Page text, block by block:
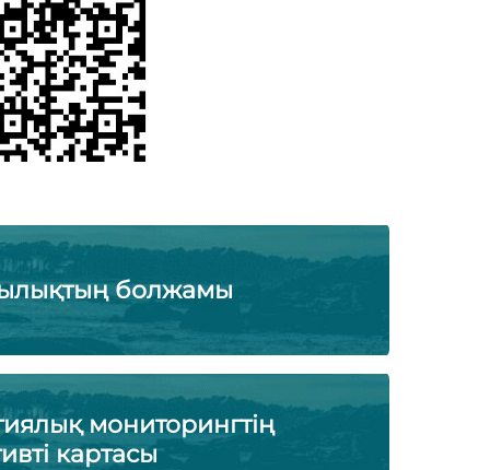
болжамы
мониторингтің
картасы